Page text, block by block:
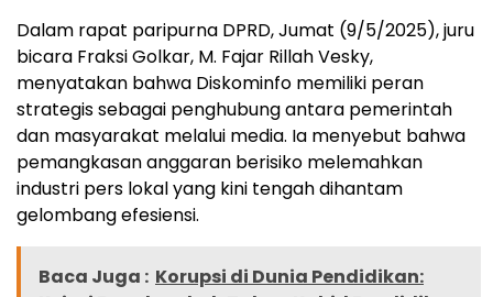
Dalam rapat paripurna DPRD, Jumat (9/5/2025), juru
bicara Fraksi Golkar, M. Fajar Rillah Vesky,
menyatakan bahwa Diskominfo memiliki peran
strategis sebagai penghubung antara pemerintah
dan masyarakat melalui media. Ia menyebut bahwa
pemangkasan anggaran berisiko melemahkan
industri pers lokal yang kini tengah dihantam
gelombang efesiensi.
Baca Juga : Korupsi di Dunia Pendidikan: